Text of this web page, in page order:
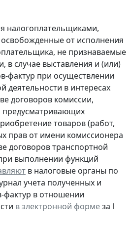
налогоплательщиками,
от исполнения
не признаваемые
в случае выставления и (или)
фактур при осуществлении
деятельности в интересах
договоров комиссии,
предусматривающих
товаров (работ,
прав от имени комиссионера
договоров транспортной
выполнении функций
в налоговые органы по
учета полученных и
фактур в отношении
в электронной формеза l